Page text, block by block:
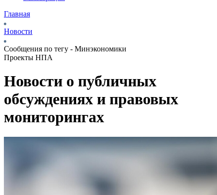
Главная
Новости
Сообщения по тегу - Минэкономики
Проекты НПА
Новости о публичных
обсуждениях и правовых
мониторингах